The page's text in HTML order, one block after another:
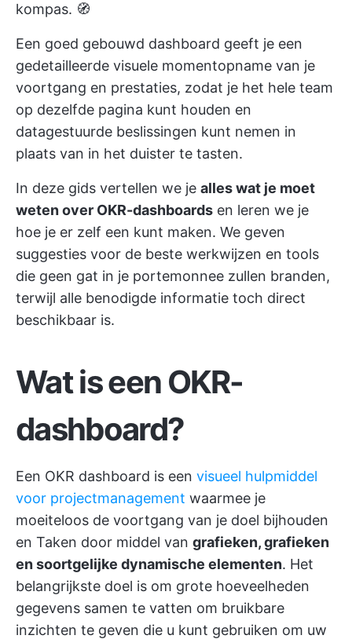
kompas. 🧭
Een goed gebouwd dashboard geeft je een
gedetailleerde visuele momentopname van je
voortgang en prestaties, zodat je het hele team
op dezelfde pagina kunt houden en
datagestuurde beslissingen kunt nemen in
plaats van in het duister te tasten.
In deze gids vertellen we je alles wat je moet
weten over OKR-dashboards en leren we je
hoe je er zelf een kunt maken. We geven
suggesties voor de beste werkwijzen en tools
die geen gat in je portemonnee zullen branden,
terwijl alle benodigde informatie toch direct
beschikbaar is.
Wat is een OKR-
dashboard?
Een OKR dashboard is een visueel hulpmiddel
voor projectmanagement waarmee je
moeiteloos de voortgang van je doel bijhouden
en Taken door middel van grafieken, grafieken
en soortgelijke dynamische elementen. Het
belangrijkste doel is om grote hoeveelheden
gegevens samen te vatten om bruikbare
inzichten te geven die u kunt gebruiken om uw